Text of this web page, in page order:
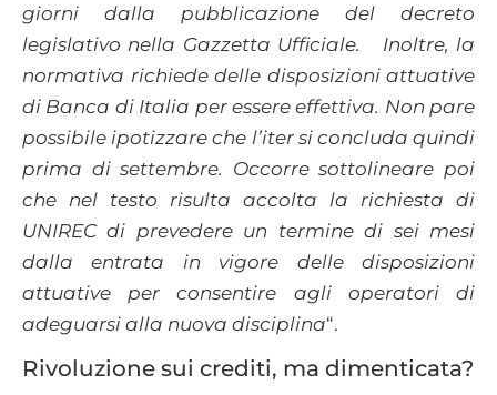
giorni dalla pubblicazione del decreto
legislativo nella Gazzetta Ufficiale. Inoltre, la
normativa richiede delle disposizioni attuative
di Banca di Italia per essere effettiva. Non pare
possibile ipotizzare che l’iter si concluda quindi
prima di settembre. Occorre sottolineare poi
che nel testo risulta accolta la richiesta di
UNIREC di prevedere un termine di sei mesi
dalla entrata in vigore delle disposizioni
attuative per consentire agli operatori di
adeguarsi alla nuova disciplina“.
Rivoluzione sui crediti, ma dimenticata?